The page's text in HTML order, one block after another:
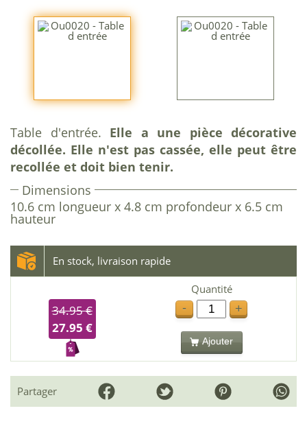
Table d'entrée. Elle a une pièce décorative
décollée. Elle n'est pas cassée, elle peut être
recollée et doit bien tenir.
Dimensions
10.6 cm longueur x 4.8 cm profondeur x 6.5 cm
hauteur
En stock, livraison rapide
34.95 €
27.95 €
Quantité
-
+
Ajouter
Partager